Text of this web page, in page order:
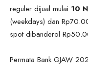
reguler dijual mulai 10
(weekdays) dan
spot dibanderol
Permata Bank GJAW